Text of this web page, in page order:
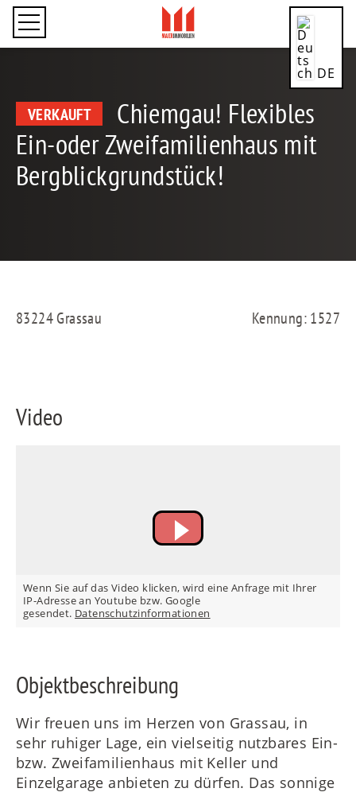
DE
ES
VERKAUFT
Chiemgau! Flexibles
Ein-oder Zweifamilienhaus mit
Bergblickgrundstück!
83224 Grassau Kennung: 1527
Video
Wenn Sie auf das Video klicken, wird eine Anfrage mit Ihrer
IP-Adresse an Youtube bzw. Google
gesendet. Datenschutzinformationen
Objektbeschreibung
Wir freuen uns im Herzen von Grassau, in
sehr ruhiger Lage, ein vielseitig nutzbares Ein-
bzw. Zweifamilienhaus mit Keller und
Einzelgarage anbieten zu dürfen. Das sonnige